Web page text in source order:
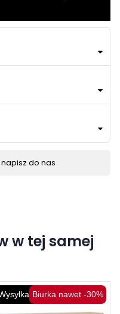
do nas
w tej samej
48H
Biurka nawet -30%